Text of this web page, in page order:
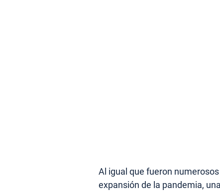
Al igual que fueron
expansión de la pandemia,